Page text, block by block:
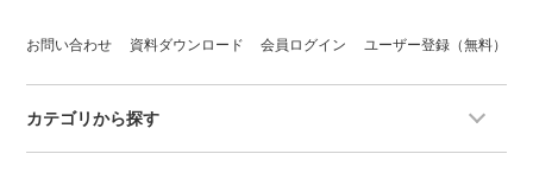
【納期目安】
て異なりますので、まずはお問合せ
お問い合わせ 資料ダウンロード 会員ログイン ユーザー登録（無料）
カテゴリから探す